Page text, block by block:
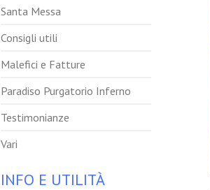
Santa Messa
Consigli utili
Malefici e Fatture
Paradiso Purgatorio Inferno
Testimonianze
Vari
INFO E UTILITÀ